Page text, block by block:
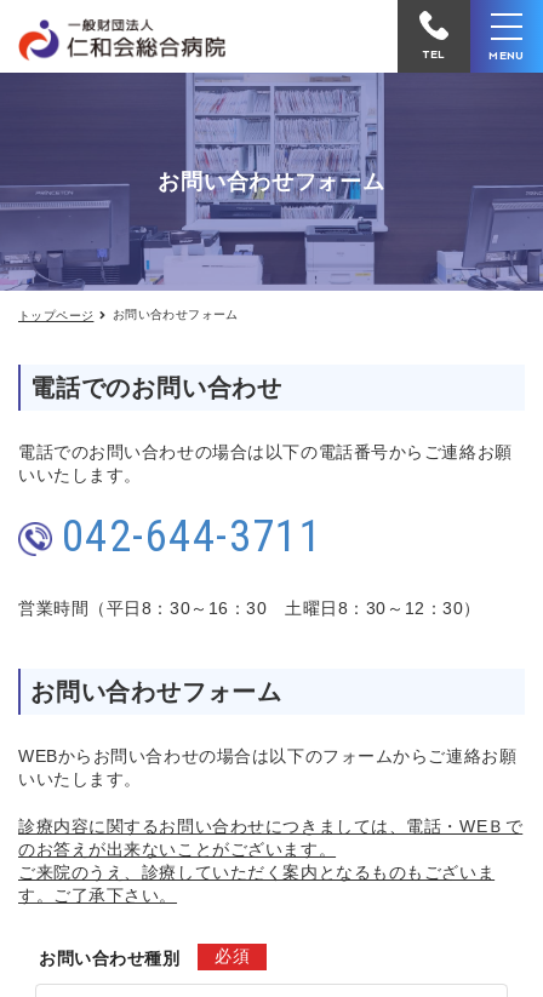
合
電
る
TEL MENU
お問い合わせフォーム
トップページ お問い合わせフォーム
電話でのお問い合わせ
電話でのお問い合わせの場合は以下の電話番号からご連絡お願
いいたします。
042-644-3711
営業時間（平日8：30～16：30 土曜日8：30～12：30）
お問い合わせフォーム
WEBからお問い合わせの場合は以下のフォームからご連絡お願
いいたします。
診療内容に関するお問い合わせにつきましては、電話・WEＢで
のお答えが出来ないことがございます。
ご来院のうえ、診療していただく案内となるものもございま
す。ご了承下さい。
お問い合わせ種別 必須